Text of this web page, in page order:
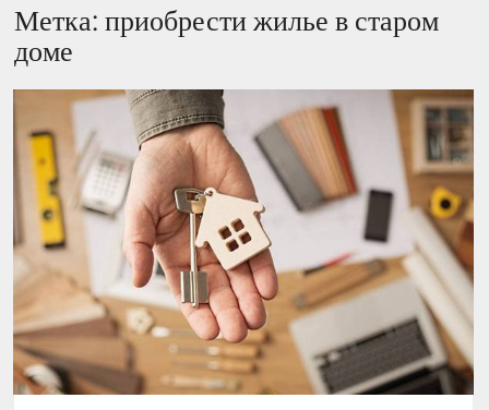
Метка:приобрести жилье в старом
доме